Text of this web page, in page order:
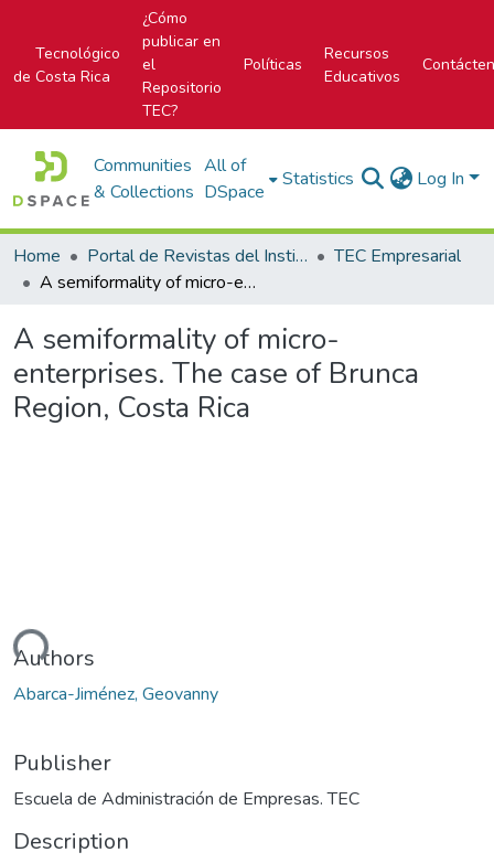
Tecnológico
de Costa Rica
¿Cómo
publicar en
el
Repositorio
TEC?
Políticas
Recursos
Educativos
Communities
& Collections
All of
DSpace
Statistics Log In
Home Portal de Revistas del Instituto Tecnológico de Costa Rica
TEC Empresarial
A semiformality of micro-enterprises. The case of Brunca Region, Costa Rica
A semiformality of micro-
enterprises. The case of Brunca
Region, Costa Rica
Authors
Abarca-Jiménez, Geovanny
Publisher
Escuela de Administración de Empresas. TEC
Description